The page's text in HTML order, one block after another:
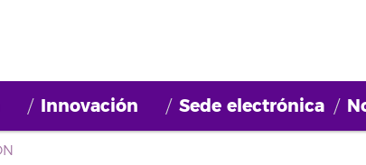
Innovación Sede electrónica